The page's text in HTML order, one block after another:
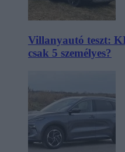
Villanyautó teszt:
csak 5 személyes?